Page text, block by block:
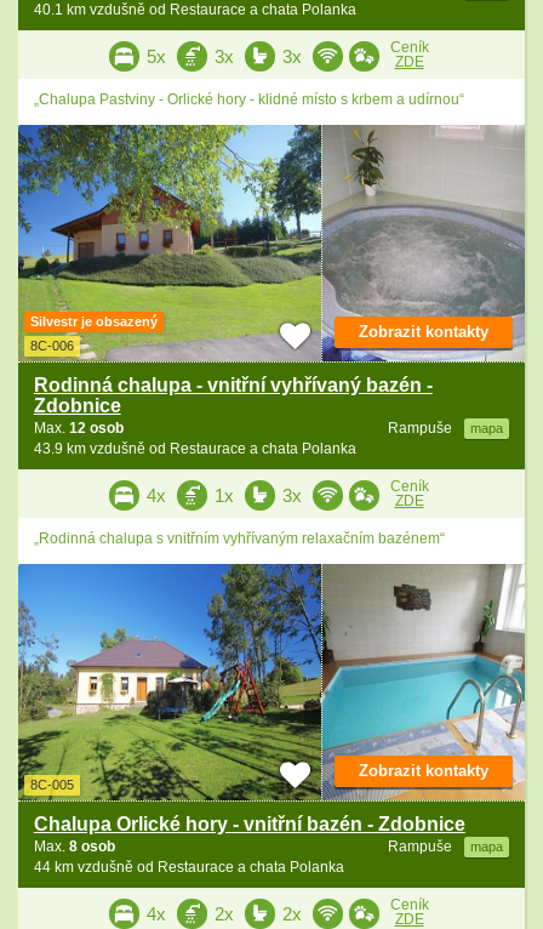
40.1 km vzdušně od Restaurace a chata Polanka
5x 3x 3x
Ceník
ZDE
„Chalupa Pastviny - Orlické hory - klidné místo s krbem a udírnou“
Silvestr je obsazený
8C-006
Rodinná chalupa - vnitřní vyhřívaný bazén -
Zdobnice
Rampuše mapa
Max. 12 osob
43.9 km vzdušně od Restaurace a chata Polanka
Zobrazit kontakty
4x 1x 3x
Ceník
ZDE
„Rodinná chalupa s vnitřním vyhřívaným relaxačním bazénem“
8C-005
Chalupa Orlické hory - vnitřní bazén - Zdobnice
Rampuše mapa
Max. 8 osob
44 km vzdušně od Restaurace a chata Polanka
Zobrazit kontakty
4x 2x 2x
Ceník
ZDE